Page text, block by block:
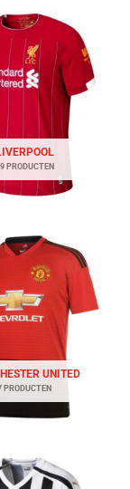
PRODUCTEN
UNITED
PRODUCTEN